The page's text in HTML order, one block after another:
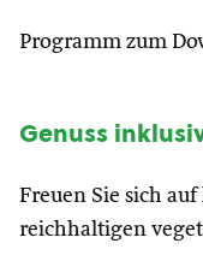
Programm zum
Genuss
Freuen Sie sich
reichhaltigen